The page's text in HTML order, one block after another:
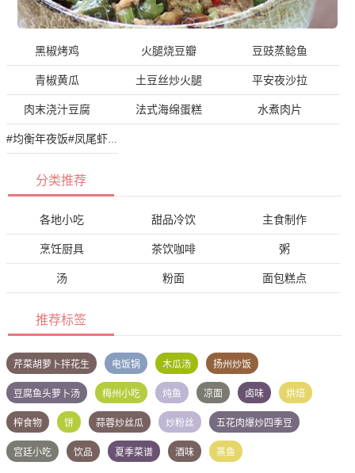
黑椒烤鸡 火腿烧豆瓣 豆豉蒸鲶鱼
青椒黄瓜 土豆丝炒火腿 平安夜沙拉
肉末浇汁豆腐 法式海绵蛋糕 水煮肉片
#均衡年夜饭#凤尾虾球
分类推荐
各地小吃 甜品冷饮 主食制作
烹饪厨具 茶饮咖啡 粥
汤 粉面 面包糕点
推荐标签
芹菜胡萝卜拌花生 电饭锅 木瓜汤 扬州炒饭
豆腐鱼头萝卜汤 梅州小吃 炖鱼 凉面 卤味 烘焙
榨食物 饼 蒜蓉炒丝瓜 炒粉丝 五花肉爆炒四季豆
宫廷小吃 饮品 夏季菜谱 酒味 蒸鱼